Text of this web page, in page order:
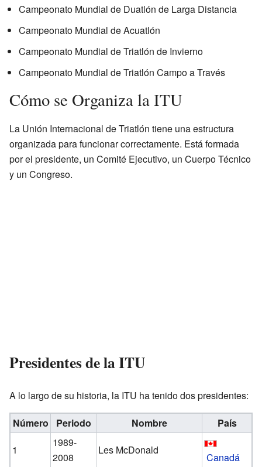
Campeonato Mundial de Duatlón de Larga Distancia
Campeonato Mundial de Acuatlón
Campeonato Mundial de Triatlón de Invierno
Campeonato Mundial de Triatlón Campo a Través
Cómo se Organiza la ITU
La Unión Internacional de Triatlón tiene una estructura
organizada para funcionar correctamente. Está formada
por el presidente, un Comité Ejecutivo, un Cuerpo Técnico
y un Congreso.
Presidentes de la ITU
A lo largo de su historia, la ITU ha tenido dos presidentes:
Número Periodo Nombre
País
1
1989-
2008
Les McDonald
Canadá